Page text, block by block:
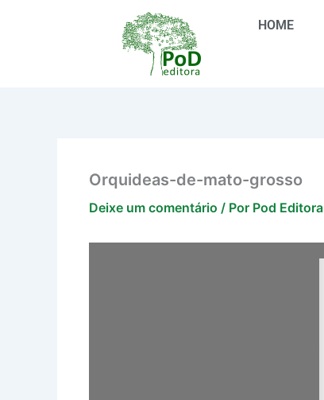
HOME
Orquideas-de-mato-grosso
Deixe um comentário / Por Pod Editora